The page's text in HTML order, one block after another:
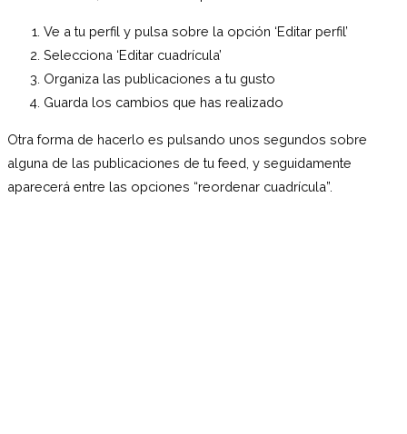
Ve a tu perfil y pulsa sobre la opción ‘Editar perfil’
Selecciona ‘Editar cuadrícula’
Organiza las publicaciones a tu gusto
Guarda los cambios que has realizado
Otra forma de hacerlo es pulsando unos segundos sobre
alguna de las publicaciones de tu feed, y seguidamente
aparecerá entre las opciones “reordenar cuadrícula”.